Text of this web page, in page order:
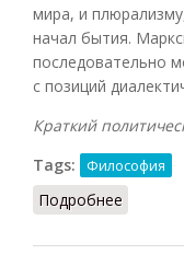
мира, и
начал бытия.
последовательно
с позиций
Краткий
Tags:
Философия
Подробнее